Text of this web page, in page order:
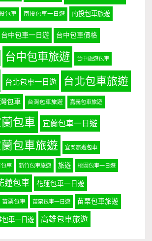
包車 南投包車一日遊 南投包車旅遊
台中包車一日遊 台中包車價格
台中包車旅遊 台中旅遊包車
台北包車一日遊 台北包車旅遊
包車 台灣包車旅遊 嘉義包車旅遊
包車 宜蘭包車一日遊
包車旅遊 宜蘭旅遊包車
包車 新竹包車旅遊 旅遊 桃園包車一日遊
蓮包車 花蓮包車一日遊
苗栗包車 苗栗包車一日遊 苗栗包車旅遊
包車一日遊 高雄包車旅遊